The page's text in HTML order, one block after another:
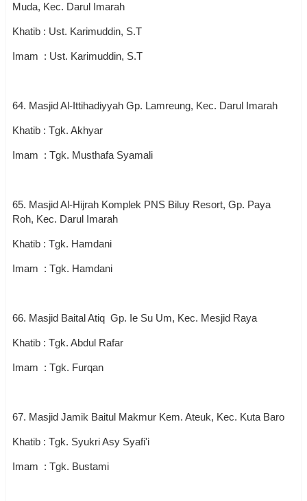
Muda, Kec. Darul Imarah
Khatib : Ust. Karimuddin, S.T
Imam : Ust. Karimuddin, S.T
64. Masjid Al-Ittihadiyyah Gp. Lamreung, Kec. Darul Imarah
Khatib : Tgk. Akhyar
Imam : Tgk. Musthafa Syamali
65. Masjid Al-Hijrah Komplek PNS Biluy Resort, Gp. Paya
Roh, Kec. Darul Imarah
Khatib : Tgk. Hamdani
Imam : Tgk. Hamdani
66. Masjid Baital Atiq Gp. Ie Su Um, Kec. Mesjid Raya
Khatib : Tgk. Abdul Rafar
Imam : Tgk. Furqan
67. Masjid Jamik Baitul Makmur Kem. Ateuk, Kec. Kuta Baro
Khatib : Tgk. Syukri Asy Syafi'i
Imam : Tgk. Bustami